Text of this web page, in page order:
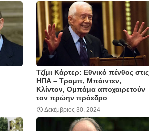
Τζίμι Κάρτερ: Εθνικό πένθος στις
ΗΠΑ – Τραμπ, Μπάιντεν,
Κλίντον, Ομπάμα αποχαιρετούν
τον πρώην πρόεδρο
Δεκέμβριος 30, 2024